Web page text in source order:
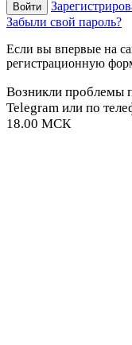
Забыли свой пароль?
Если вы впервые на
регистрационную
Возникли проблемы
Telegram или по
18.00 МСК